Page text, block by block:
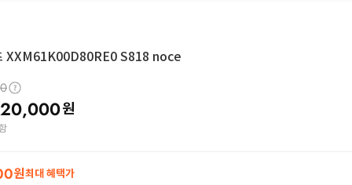
XXM61K00D80RE0 S818 noce
원
원최대 혜택가